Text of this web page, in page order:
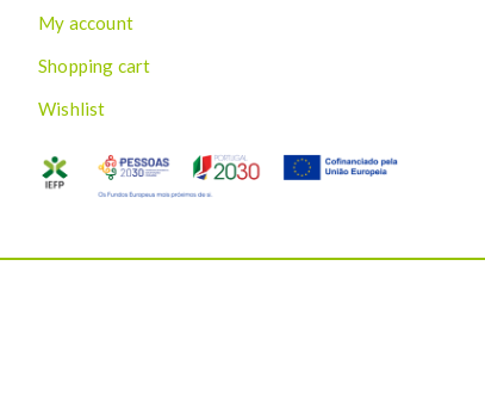
My account
Shopping cart
Wishlist